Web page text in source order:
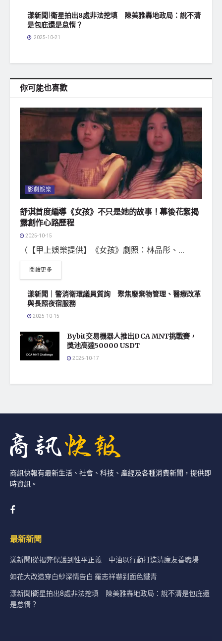
漾新聞|衛星拍出8處非法挖填 陳美雅轟地政局：說不清
是包庇還是怠惰？
2025-10-21
你可能也喜歡
影劇娛樂
舒淇首度編導《女孩》不只是她的故事！幕後花絮揭
露創作心路歷程
2025-10-15
（【甲上娛樂提供】《女孩》劇照：林品彤、...
閱讀更多
漾新聞｜警消衛環議員質詢 聚焦廢棄物管理、醫療改革
與長照夜宿服務
2025-10-15
Bybit交易機器人推出DCA MNT挑戰賽，
獎池高達50000 USDT
2025-10-17
商訊快報有最新生活、社會、科技、產經及各種消費新聞，提供即
時資訊。
最新新聞
漾新聞|從揭弊保護到性平正義 中油以行動打造清廉友善職場
如花大改造穿白紗深情告白 羅志祥嚇到面色鐵青
漾新聞|衛星拍出8處非法挖填 陳美雅轟地政局：說不清是包庇還
是怠惰？